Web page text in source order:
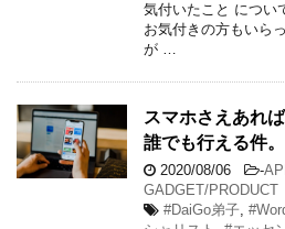
気付いたこと につい
お気付きの方もいら
が …
スマホさえあれ
誰でも行える件。
2020/08/06 -
GADGET/PRODUCT
#DaiGo弟子,